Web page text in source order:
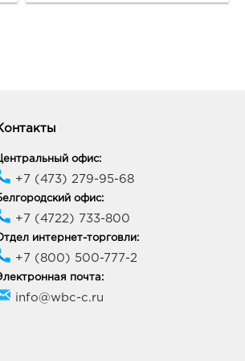
г
офис:
+7 (473) 279-95-68
офис:
+7 (4722) 733-800
интернет-торговли:
+7 (800) 500-777-2
почта:
info@wbc-c.ru